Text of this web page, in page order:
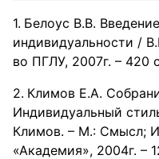
Белоус В.В.
индивидуальности /
во ПГЛУ, 2007г. – 420
Климов Е.А.
Индивидуальный
Климов. – М.: Смысл;
«Академия», 2004г. –